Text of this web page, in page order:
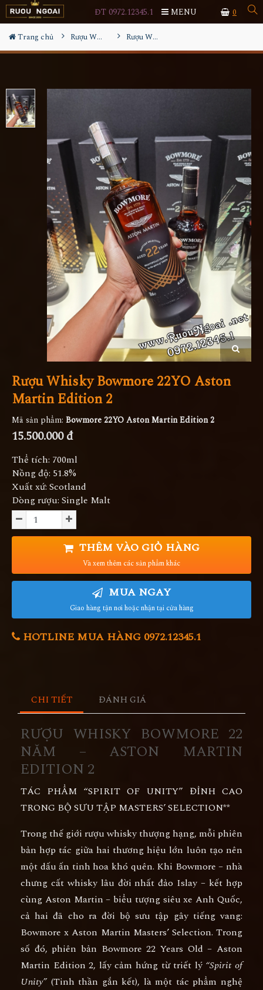
0
ĐT 0972.12345.1 MENU
Trang chủ Rượu Whisky Rượu Whisky Bowmore 22YO Aston Martin Edition 2
Rượu Whisky Bowmore 22YO Aston
Martin Edition 2
Mã sản phẩm: Bowmore 22YO Aston Martin Edition 2
15.500.000 đ
Thể tích: 700ml
Nồng độ: 51.8%
Xuất xứ: Scotland
Dòng rượu: Single Malt
THÊM VÀO GIỎ HÀNG
Và xem thêm các sản phẩm khác
MUA NGAY
Giao hàng tận nơi hoặc nhận tại cửa hàng
HOTLINE MUA HÀNG 0972.12345.1
CHI TIẾT ĐÁNH GIÁ
RƯỢU WHISKY BOWMORE 22
NĂM – ASTON MARTIN
EDITION 2
TÁC PHẨM “SPIRIT OF UNITY” ĐỈNH CAO
TRONG BỘ SƯU TẬP MASTERS’ SELECTION**
Trong thế giới rượu whisky thượng hạng, mỗi phiên
bản hợp tác giữa hai thương hiệu lớn luôn tạo nên
một dấu ấn tinh hoa khó quên. Khi Bowmore – nhà
chưng cất whisky lâu đời nhất đảo Islay – kết hợp
cùng Aston Martin – biểu tượng siêu xe Anh Quốc,
cả hai đã cho ra đời bộ sưu tập gây tiếng vang:
Bowmore x Aston Martin Masters’ Selection. Trong
số đó, phiên bản Bowmore 22 Years Old – Aston
Martin Edition 2, lấy cảm hứng từ triết lý “Spirit of
Unity”(Tinh thần gắn kết), là một tác phẩm nghệ